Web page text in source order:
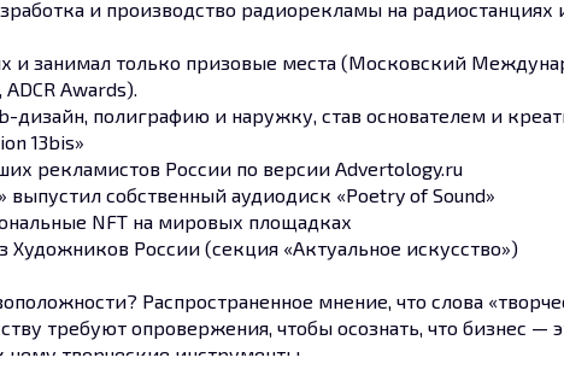
и производство радиорекламы на радиостанциях
и занимал только призовые места (Московский
Awards).
дизайн, полиграфию и наружку, став основателем и
13bis»
рекламистов России по версии Advertology.ru
выпустил собственный аудиодиск «Poetry of Sound»
NFT на мировых площадках
России (секция «Актуальное искусство»)
Распространенное мнение, что слова
требуют опровержения, чтобы осознать, что бизнес —
нему творческие инструменты.